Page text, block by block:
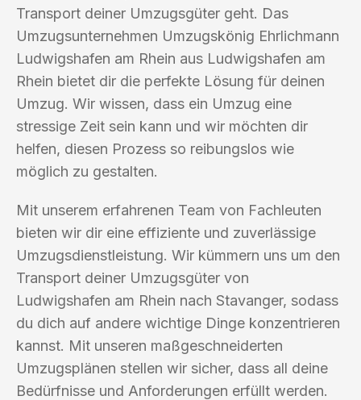
Transport deiner Umzugsgüter geht. Das
Umzugsunternehmen Umzugskönig Ehrlichmann
Ludwigshafen am Rhein aus Ludwigshafen am
Rhein bietet dir die perfekte Lösung für deinen
Umzug. Wir wissen, dass ein Umzug eine
stressige Zeit sein kann und wir möchten dir
helfen, diesen Prozess so reibungslos wie
möglich zu gestalten.
Mit unserem erfahrenen Team von Fachleuten
bieten wir dir eine effiziente und zuverlässige
Umzugsdienstleistung. Wir kümmern uns um den
Transport deiner Umzugsgüter von
Ludwigshafen am Rhein nach Stavanger, sodass
du dich auf andere wichtige Dinge konzentrieren
kannst. Mit unseren maßgeschneiderten
Umzugsplänen stellen wir sicher, dass all deine
Bedürfnisse und Anforderungen erfüllt werden.